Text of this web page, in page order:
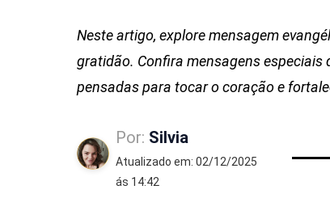
Neste artigo, explore mensagem
gratidão. Confira mensagens especiais
pensadas para tocar o coração e
Por: Silvia
Atualizado em: 02/12/2025
ás 14:42